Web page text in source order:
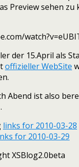
Preview sehen zu
der 15.April als
offizieller WebSite
Abend ist also
links for 2010-03-28
for 2010-03-29
XSBlog2.0beta